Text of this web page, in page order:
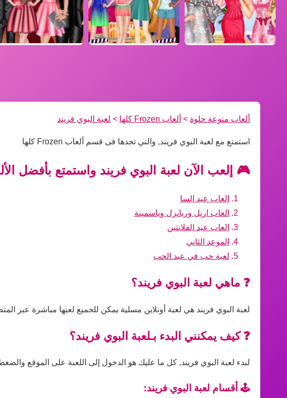
ألعاب منوعة حلوة > ألعاب Frozen كلها > لعبة البوي فريند
استمتع مع لعبة البوي فريند, والتي تجدها فى قسم ألعاب Frozen كلها
🎮 إلعب الآن لعبة البوي فريند واستمتع بأفضل
العاب عيد السا
العاب اريل وربانزل وياسمينة
العاب عيد الفلانتين
الموعد الثاني
لعبة حب في عيد الحب
❓ ماهي لعبة البوي فريند؟
لعبة البوي فريند هي لعبة أونلاين مسلية يمكن للجميع لعبها مباشرة عبر
❓ كيف يمكنني البدء بـلعبة البوي فريند؟
لبدء لعبة البوي فريند, كل ما عليك هو الدخول إلى اللعبة على الموقع
🕹️ أقسام لعبة البوي فريند: